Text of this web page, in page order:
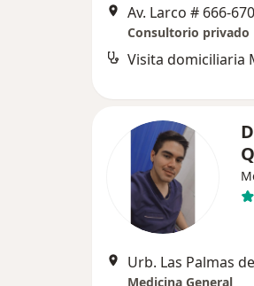
Av. Larco # 666-
Consultorio privado
Visita domiciliaria
Urb. Las Palmas
Medicina General